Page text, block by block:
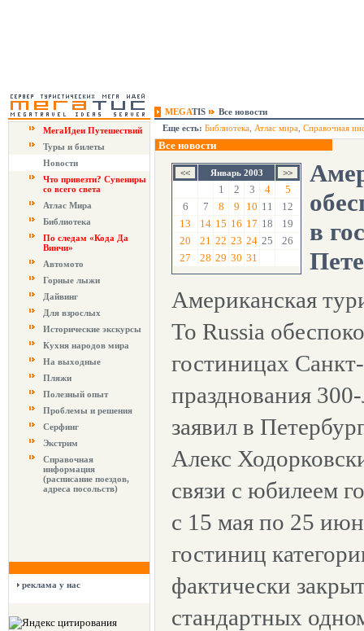
MEGATIS
Все новости
МегаИдеи Путешествий
Туры и билеты
Новости
Что привезти? Сувениры
со всего света
Атлас Мира
Библиотека
По следам «Кода Да
Винчи»
Автомото
Горные лыжи
Дайвинг
Для взрослых
Исторические экскурсы
Кухня народов мира
На выходные
Пляжи
Полезный опыт
Проблемы и решения
Серфинг
Экстрим
Справочная
информация
(расписание поездов,
адреса посольств)
реклама у нас
Еще есть: Библиотека Атлас мира Справочная
Все новости
Январь 2003
1 2 3 4
5
6
7 8 9 10 11
12
13
14 15 16 17 18
19
20
21 22 23 24 25
26
27
28 29 30 31
в
Американская
To Russia
гостиницах
празднования
заявил в
Алекс
связи с юбилеем
с 15 мая по 25
гостиниц
фактически
стандартных